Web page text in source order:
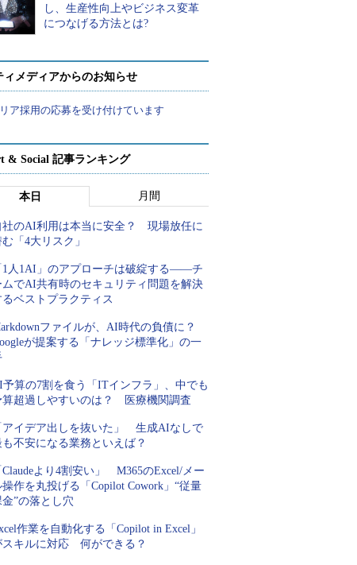
し、生産性向上やビジネス変革
につなげる方法とは?
ィメディアからのお知らせ
ア採用の応募を受け付けています
& Social 記事ランキング
本日 月間
社のAI利用は本当に安全？ 現場放任に
「4大リスク」
1人1AI」のアプローチは破綻する――チ
ムでAI共有時のセキュリティ問題を解決
るベストプラクティス
ファイルが、AI時代の負債に？
が提案する「ナレッジ標準化」の一
算の7割を食う「ITインフラ」、中でも
算超過しやすいのは？ 医療機関調査
アイデア出しを抜いた」 生成AIなしで
も不安になる業務といえば？
Claudeより4割安い」 M365のExcel/メー
操作を丸投げる「Copilot Cowork」“従量
金”の落とし穴
作業を自動化する「Copilot in Excel」
スキルに対応 何ができる？